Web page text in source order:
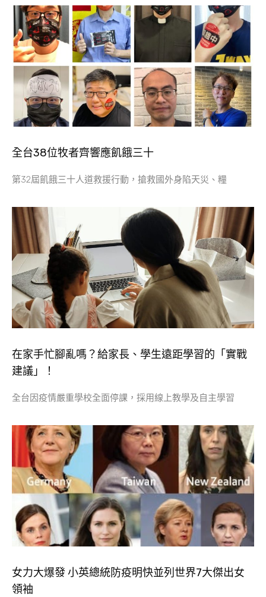
全台38位牧者齊響應飢餓三十
第32屆飢餓三十人道救援行動，搶救國外身陷天災、糧
在家手忙腳亂嗎？給家長、學生遠距學習的「實戰
建議」！
全台因疫情嚴重學校全面停課，採用線上教學及自主學習
女力大爆發 小英總統防疫明快並列世界7大傑出女
領袖